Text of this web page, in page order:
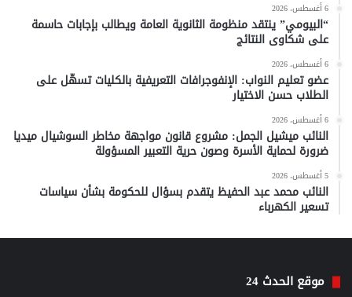
6 أغسطس، 2026
“البيومي” ينتقد منظومة الثانوية العامة ويطالب بإجابات حاسمة
على شكاوى النتائج
6 أغسطس، 2026
عضو تعليم النواب: الإنفوجرافات التعريفية بالكليات تسهّل على
الطلاب حسن الاختيار
6 أغسطس، 2026
النائب ميشيل الجمل: مشروع قانون مواجهة مخاطر السوشيال ميديا
ضرورة لحماية الأسرة وصون حرية التعبير المسؤولة
5 أغسطس، 2026
النائب محمد عبد الحفيظ يتقدم بسؤال للحكومة بشأن سياسات
تسعير الكهرباء
موقع الحدث 24